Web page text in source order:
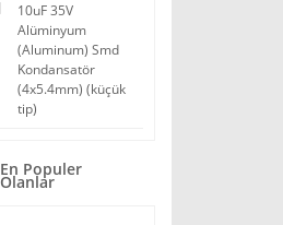
10uF 35V
Alüminyum
(Aluminum) Smd
Kondansatör
(4x5.4mm) (küçük
tip)
En Populer
Olanlar